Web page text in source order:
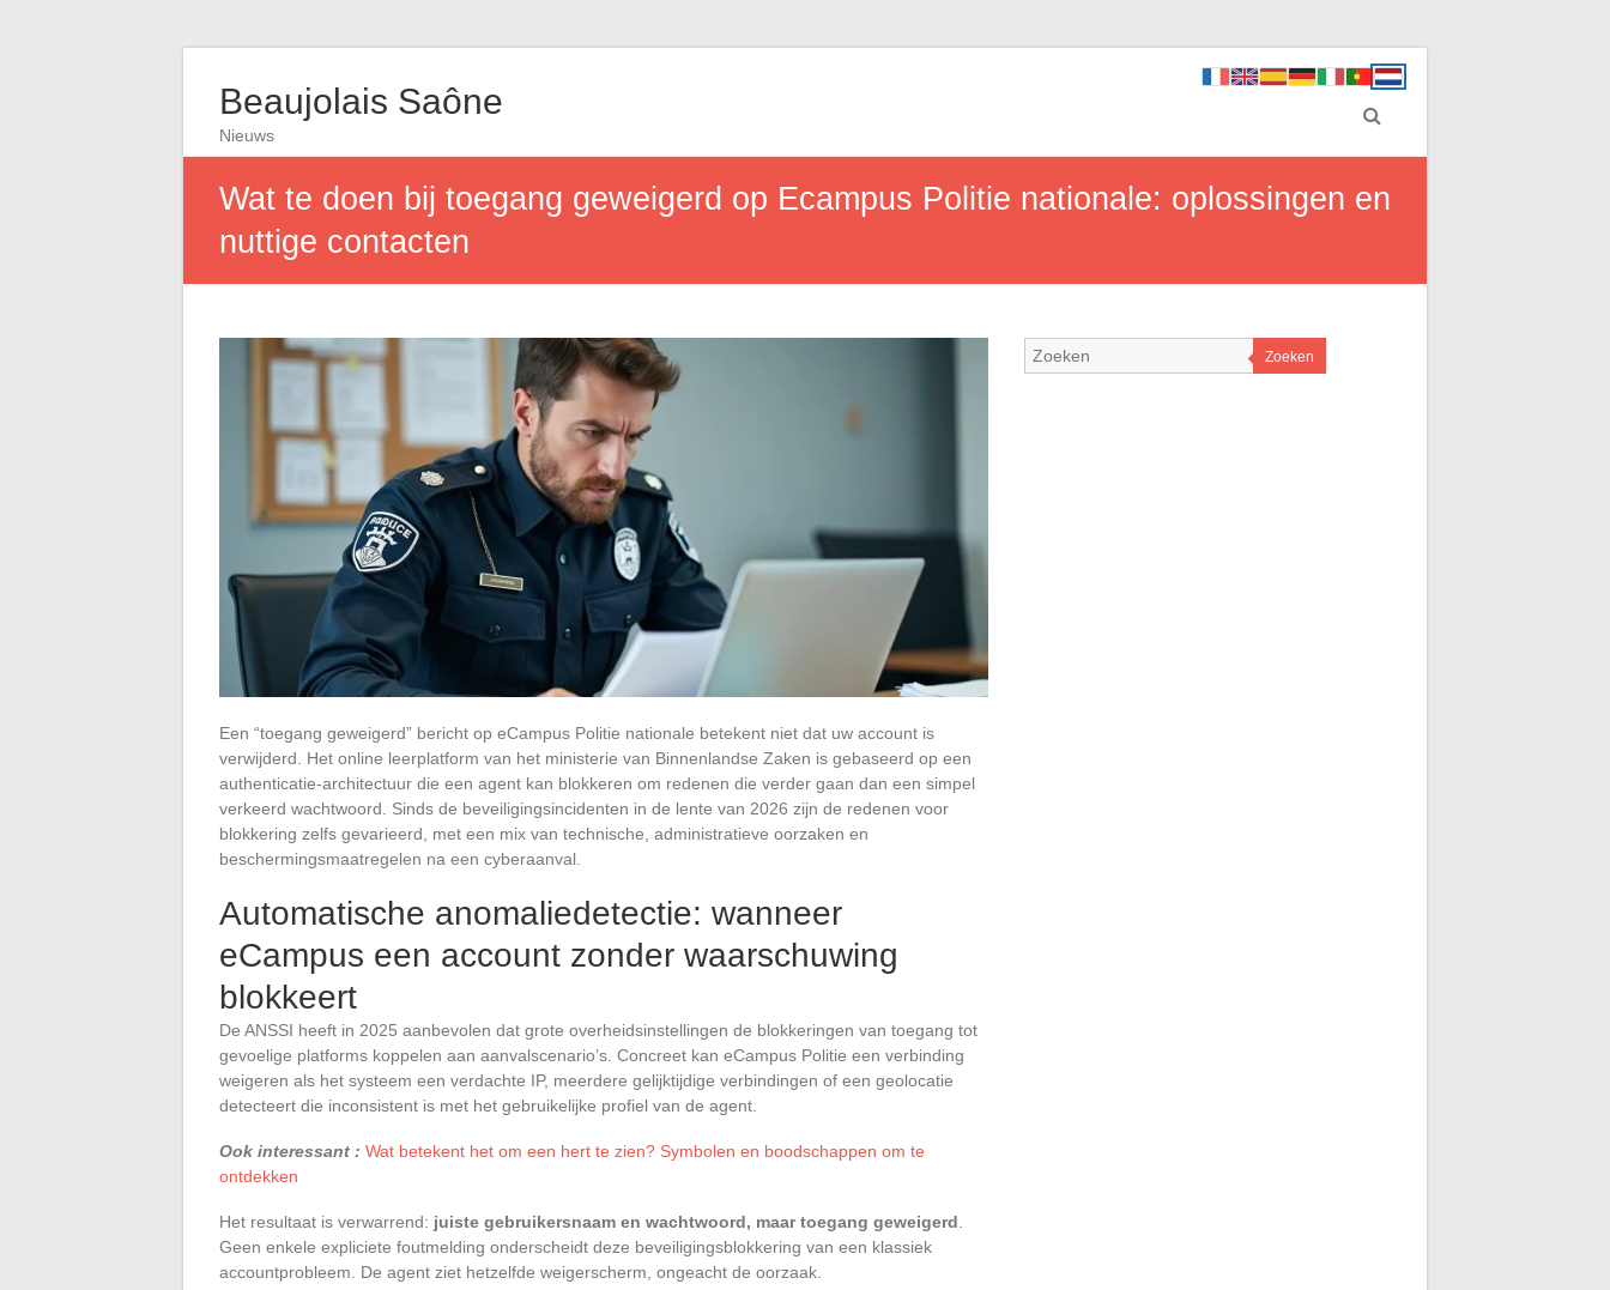
Beaujolais Saône
Nieuws
Wat te doen bij toegang geweigerd op Ecampus Politie nationale: oplossingen en
nuttige contacten
Een “toegang geweigerd” bericht op eCampus Politie nationale betekent niet dat uw account is
verwijderd. Het online leerplatform van het ministerie van Binnenlandse Zaken is gebaseerd op een
authenticatie-architectuur die een agent kan blokkeren om redenen die verder gaan dan een simpel
verkeerd wachtwoord. Sinds de beveiligingsincidenten in de lente van 2026 zijn de redenen voor
blokkering zelfs gevarieerd, met een mix van technische, administratieve oorzaken en
beschermingsmaatregelen na een cyberaanval.
Automatische anomaliedetectie: wanneer
eCampus een account zonder waarschuwing
blokkeert
De ANSSI heeft in 2025 aanbevolen dat grote overheidsinstellingen de blokkeringen van toegang tot
gevoelige platforms koppelen aan aanvalscenario’s. Concreet kan eCampus Politie een verbinding
weigeren als het systeem een verdachte IP, meerdere gelijktijdige verbindingen of een geolocatie
detecteert die inconsistent is met het gebruikelijke profiel van de agent.
Ook interessant : Wat betekent het om een hert te zien? Symbolen en boodschappen om te
ontdekken
Het resultaat is verwarrend: juiste gebruikersnaam en wachtwoord, maar toegang geweigerd
Geen enkele expliciete foutmelding onderscheidt deze beveiligingsblokkering van een klassiek
accountprobleem. De agent ziet hetzelfde weigerscherm, ongeacht de oorzaak.
Zoeken